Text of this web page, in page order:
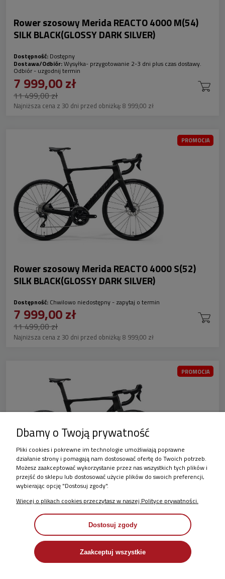
Rower szosowy Merida REACTO 4000 M(54)
SILK BLACK(GLOSSY DARK SILVER)
Dostępność: Dostępny
Dostawa/Odbiór:Wysyłka- przygotowanie 2-3 dni plus czas dostawy.
Odbiór - uzgodnij termin
7 999,00 zł
11 499,00 zł
Najniższa cena z 30 dni przed obniżką: 8 999,00 zł
Rower szosowy Merida REACTO 4000 S(52)
SILK BLACK(GLOSSY DARK SILVER)
Dostępność: Chwilowo niedostępny - zapytaj o termin
7 999,00 zł
11 499,00 zł
Najniższa cena z 30 dni przed obniżką: 8 999,00 zł
PROMOCJA
Rower szosowy Merida REACTO 4000 XS(50)
SILK BLACK(GLOSSY DARK SILVER)
Dostępność:Dostępny
Dostawa/Odbiór:Wysyłka- przygotowanie 2-3 dni plus czas dostawy.
Odbiór - uzgodnij termin
7 999,00 zł
PROMOCJA
Dbamy o Twoją prywatność
Pliki cookies i pokrewne im technologie umożliwiają poprawne
działanie strony i pomagają nam dostosować ofertę do Twoich potrzeb.
Możesz zaakceptować wykorzystanie przez nas wszystkich tych plików i
przejść do sklepu lub dostosować użycie plików do swoich preferencji,
wybierając opcję "Dostosuj zgody".
Więcej o plikach cookies przeczytasz w naszej Polityce prywatności.
Dostosuj zgody
Zaakceptuj wszystkie